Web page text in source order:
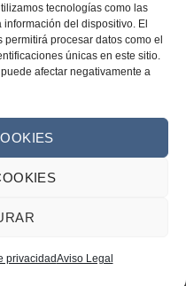
tecnologías como las
del dispositivo. El
procesar datos como el
únicas en este sitio.
afectar negativamente a
privacidadAviso Legal
TEJANO
Stripe MasterCard
DE VENTA
INFORMÁTICA LODOSA